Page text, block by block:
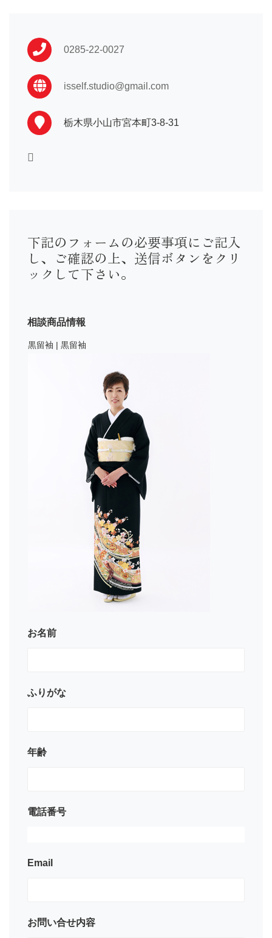
男性袴…33,000〜
訪問着…16,500〜
黒留袖…33,000〜
喪服 …16,500〜
せ下さい。
0285-22-0027
isself.studio@gmail.com
栃木県小山市宮本町3-8-31
下記のフォームの必要事項にご記入
し、ご確認の上、送信ボタンをクリ
ックして下さい。
相談商品情報
黒留袖 | 黒留袖
お名前
ふりがな
年齢
電話番号
Email
お問い合せ内容